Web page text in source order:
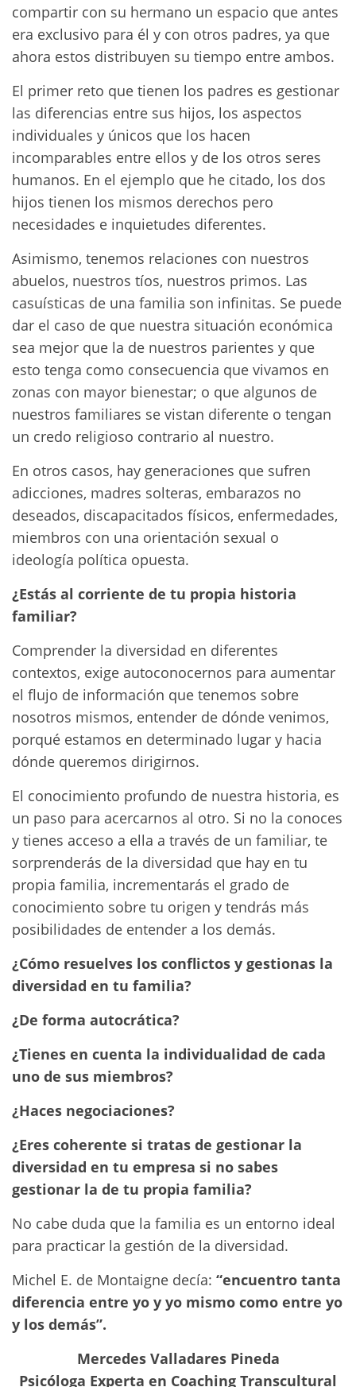
compartir con su hermano un espacio que antes
era exclusivo para él y con otros padres, ya que
ahora estos distribuyen su tiempo entre ambos.
El primer reto que tienen los padres es gestionar
las diferencias entre sus hijos, los aspectos
individuales y únicos que los hacen
incomparables entre ellos y de los otros seres
humanos. En el ejemplo que he citado, los dos
hijos tienen los mismos derechos pero
necesidades e inquietudes diferentes.
Asimismo, tenemos relaciones con nuestros
abuelos, nuestros tíos, nuestros primos. Las
casuísticas de una familia son infinitas. Se puede
dar el caso de que nuestra situación económica
sea mejor que la de nuestros parientes y que
esto tenga como consecuencia que vivamos en
zonas con mayor bienestar; o que algunos de
nuestros familiares se vistan diferente o tengan
un credo religioso contrario al nuestro.
En otros casos, hay generaciones que sufren
adicciones, madres solteras, embarazos no
deseados, discapacitados físicos, enfermedades,
miembros con una orientación sexual o
ideología política opuesta.
¿Estás al corriente de tu propia historia
familiar?
Comprender la diversidad en diferentes
contextos, exige autoconocernos para aumentar
el flujo de información que tenemos sobre
nosotros mismos, entender de dónde venimos,
porqué estamos en determinado lugar y hacia
dónde queremos dirigirnos.
El conocimiento profundo de nuestra historia, es
un paso para acercarnos al otro. Si no la conoces
y tienes acceso a ella a través de un familiar, te
sorprenderás de la diversidad que hay en tu
propia familia, incrementarás el grado de
conocimiento sobre tu origen y tendrás más
posibilidades de entender a los demás.
¿Cómo resuelves los conflictos y gestionas la
diversidad en tu familia?
¿De forma autocrática?
¿Tienes en cuenta la individualidad de cada
uno de sus miembros?
¿Haces negociaciones?
¿Eres coherente si tratas de gestionar la
diversidad en tu empresa si no sabes
gestionar la de tu propia familia?
No cabe duda que la familia es un entorno ideal
para practicar la gestión de la diversidad.
Michel E. de Montaigne decía: “encuentro tanta
diferencia entre yo y yo mismo como entre yo
y los demás”.
Mercedes Valladares Pineda
Psicóloga Experta en Coaching Transcultural